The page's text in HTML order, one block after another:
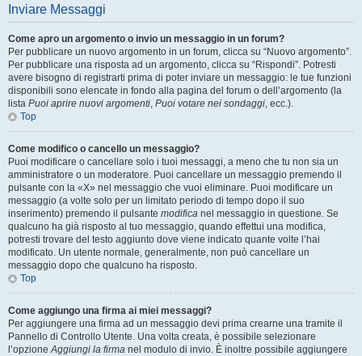
Inviare Messaggi
Come apro un argomento o invio un messaggio in un forum?
Per pubblicare un nuovo argomento in un forum, clicca su “Nuovo argomento”.
Per pubblicare una risposta ad un argomento, clicca su “Rispondi”. Potresti
avere bisogno di registrarti prima di poter inviare un messaggio: le tue funzioni
disponibili sono elencate in fondo alla pagina del forum o dell’argomento (la
lista Puoi aprire nuovi argomenti, Puoi votare nei sondaggi, ecc.).
Top
Come modifico o cancello un messaggio?
Puoi modificare o cancellare solo i tuoi messaggi, a meno che tu non sia un
amministratore o un moderatore. Puoi cancellare un messaggio premendo il
pulsante con la «X» nel messaggio che vuoi eliminare. Puoi modificare un
messaggio (a volte solo per un limitato periodo di tempo dopo il suo
inserimento) premendo il pulsante modifica nel messaggio in questione. Se
qualcuno ha già risposto al tuo messaggio, quando effettui una modifica,
potresti trovare del testo aggiunto dove viene indicato quante volte l’hai
modificato. Un utente normale, generalmente, non può cancellare un
messaggio dopo che qualcuno ha risposto.
Top
Come aggiungo una firma ai miei messaggi?
Per aggiungere una firma ad un messaggio devi prima crearne una tramite il
Pannello di Controllo Utente. Una volta creata, è possibile selezionare
l’opzioneAggiungi la firma nel modulo di invio. È inoltre possibile aggiungere